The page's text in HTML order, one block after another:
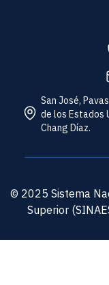
San José,
de los Estados
Chang Díaz.
© 2025 Sistema
Superior